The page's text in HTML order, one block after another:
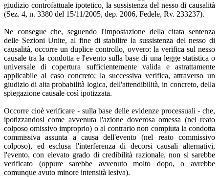
giudizio controfattuale ipotetico, la sussistenza del nesso di causalità
(Sez. 4, n. 3380 del 15/11/2005, dep. 2006, Fedele, Rv. 233237).
Ne consegue che, seguendo l'impostazione della citata sentenza
delle Sezioni Unite, al fine di stabilire la sussistenza del nesso di
causalità, occorre un duplice controllo, ovvero: la verifica sul nesso
causale tra la condotta e l'evento sulla base di una legge statistica o
universale di copertura sufficientemente valida e astrattamente
applicabile al caso concreto; la successiva verifica, attraverso un
giudizio di alta probabilità logica, dell'attendibilità, in concreto, della
spiegazione causale così ipotizzata.
Occorre cioè verificare - sulla base delle evidenze processuali - che,
ipotizzandosi come avvenuta l'azione doverosa omessa (nel reato
colposo omissivo improprio) o al contrario non compiuta la condotta
commissiva assunta a causa dell'evento (nel reato commissivo
colposo), ed esclusa l'interferenza di decorsi causali alternativi,
l'evento, con elevato grado di credibilità razionale, non si sarebbe
verificato (oppure sarebbe avvenuto molto dopo, o avrebbe
comunque avuto minore intensità lesiva).